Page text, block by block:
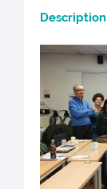
Descrip